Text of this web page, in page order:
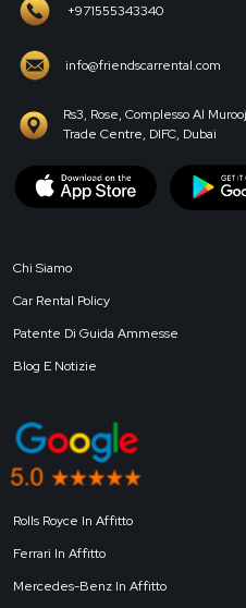
+971555343340
info@friendscarrental.com
Rs3, Rose, Complesso Al
Trade Centre, DIFC, Dubai
Chi Siamo
Car Rental Policy
Patente Di Guida Ammesse
Blog E Notizie
Rolls Royce In Affitto
Ferrari In Affitto
Mercedes-Benz In Affitto